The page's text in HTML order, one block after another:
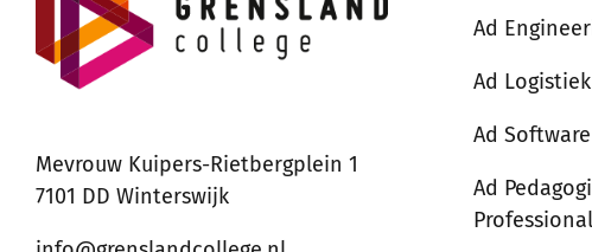
Mevrouw Kuipers-Rietbergplein 1
7101 DD Winterswijk
Ad
Ad Logistiek
Ad
Ad
Professional